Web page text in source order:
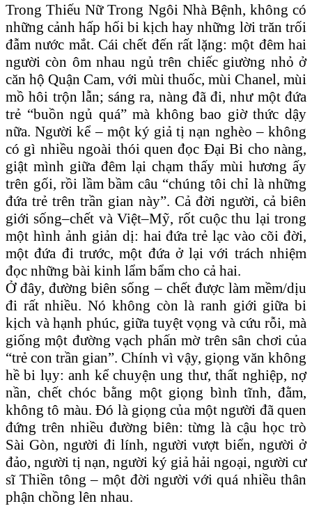
Trong Thiếu Nữ Trong Ngôi Nhà Bệnh, không có
những cảnh hấp hối bi kịch hay những lời trăn trối
đẫm nước mắt. Cái chết đến rất lặng: một đêm hai
người còn ôm nhau ngủ trên chiếc giường nhỏ ở
căn hộ Quận Cam, với mùi thuốc, mùi Chanel, mùi
mồ hôi trộn lẫn; sáng ra, nàng đã đi, như một đứa
trẻ “buồn ngủ quá” mà không bao giờ thức dậy
nữa. Người kể – một ký giả tị nạn nghèo – không
có gì nhiều ngoài thói quen đọc Đại Bi cho nàng,
giật mình giữa đêm lại chạm thấy mùi hương ấy
trên gối, rồi lầm bầm câu “chúng tôi chỉ là những
đứa trẻ trên trần gian này”. Cả đời người, cả biên
giới sống–chết và Việt–Mỹ, rốt cuộc thu lại trong
một hình ảnh giản dị: hai đứa trẻ lạc vào cõi đời,
một đứa đi trước, một đứa ở lại với trách nhiệm
đọc những bài kinh lẩm bẩm cho cả hai.
Ở đây, đường biên sống – chết được làm mềm/dịu
đi rất nhiều. Nó không còn là ranh giới giữa bi
kịch và hạnh phúc, giữa tuyệt vọng và cứu rỗi, mà
giống một đường vạch phấn mờ trên sân chơi của
“trẻ con trần gian”. Chính vì vậy, giọng văn không
hề bi lụy: anh kể chuyện ung thư, thất nghiệp, nợ
nần, chết chóc bằng một giọng bình tĩnh, đằm,
không tô màu. Đó là giọng của một người đã quen
đứng trên nhiều đường biên: từng là cậu học trò
Sài Gòn, người đi lính, người vượt biển, người ở
đảo, người tị nạn, người ký giả hải ngoại, người cư
sĩ Thiền tông – một đời người với quá nhiều thân
phận chồng lên nhau.